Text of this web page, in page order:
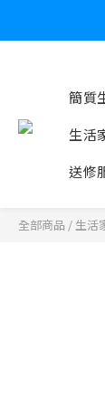
簡質
生活
送修
全部商品 / 生活